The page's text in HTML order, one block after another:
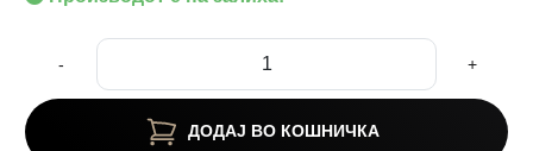
- +
ДОДАЈ ВО КОШНИЧКА